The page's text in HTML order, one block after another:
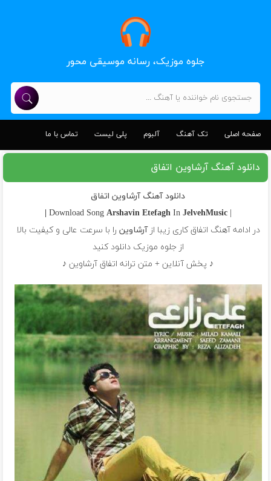
جلوه موزیک، رسانه موسیقی محور
صفحه اصلی تک آهنگ آلبوم پلی لیست تماس با ما
دانلود آهنگ آرشاوین اتفاق
دانلود آهنگ آرشاوین اتفاق
| Download Song
Arshavin EtefaghIn JelvehMusic |
در ادامه آهنگ اتفاق کاری زیبا ازآرشاوین را با سرعت عالی و کیفیت بالا
از جلوه موزیک دانلود کنید
♪ پخش آنلاین + متن ترانه اتفاق آرشاوین ♪